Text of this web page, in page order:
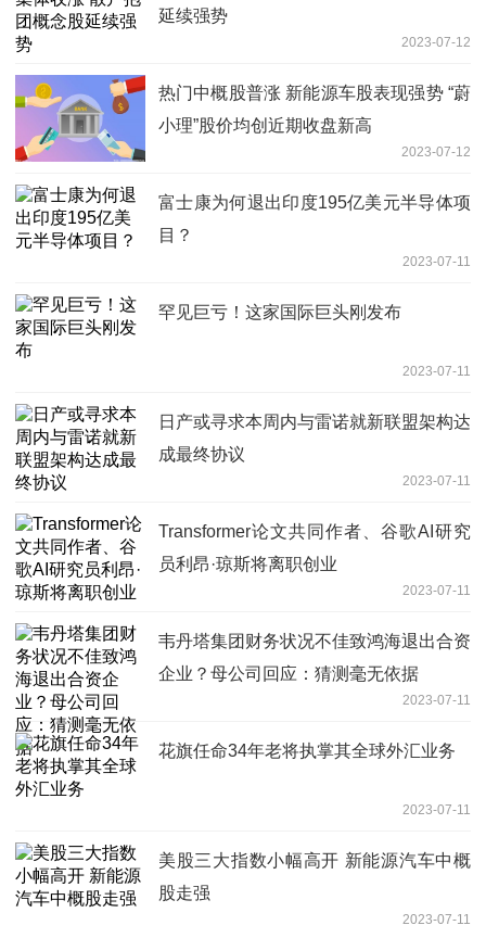
延续强势
2023-07-12
热门中概股普涨 新能源车股表现强势 “蔚
小理”股价均创近期收盘新高
2023-07-12
富士康为何退出印度195亿美元半导体项
目？
2023-07-11
罕见巨亏！这家国际巨头刚发布
2023-07-11
日产或寻求本周内与雷诺就新联盟架构达
成最终协议
2023-07-11
Transformer论文共同作者、谷歌AI研究
员利昂·琼斯将离职创业
2023-07-11
韦丹塔集团财务状况不佳致鸿海退出合资
企业？母公司回应：猜测毫无依据
2023-07-11
花旗任命34年老将执掌其全球外汇业务
2023-07-11
美股三大指数小幅高开 新能源汽车中概
股走强
2023-07-11